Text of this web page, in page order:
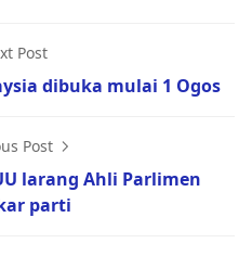
Post
dibuka mulai 1 Ogos
Post
larang Ahli Parlimen
parti